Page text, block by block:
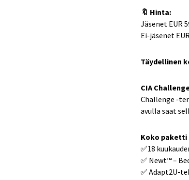
🔖 Hinta:
Jäsenet EUR
Ei-jäsenet
Täydellinen
CIA
Challenge -
avulla saat
Koko paketti
✅18
✅ Newt™ –
✅ Adapt2U-